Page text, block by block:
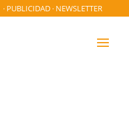
· PUBLICIDAD · NEWSLETTER